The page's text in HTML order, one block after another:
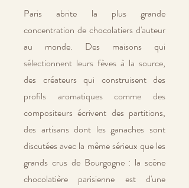
Paris abrite la plus grande
concentration de chocolatiers d'auteur
au monde. Des maisons qui
sélectionnent leurs fèves à la source,
des créateurs qui construisent des
profils aromatiques comme des
compositeurs écrivent des partitions,
des artisans dont les ganaches sont
discutées avec la même sérieux que les
grands crus de Bourgogne : la scène
chocolatière parisienne est d'une